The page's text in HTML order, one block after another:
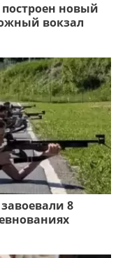
новый
вокзал
8